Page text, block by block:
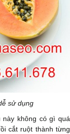
sử dụng
này không có gì quá
cắt ruột thành từng